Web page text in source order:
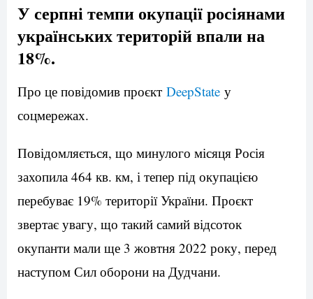
У серпні темпи окупації росіянами
українських територій впали на
18%.
Про це повідомив проєкт DeepState у
соцмережах.
Повідомляється, що минулого місяця Росія
захопила 464 кв. км, і тепер під окупацією
перебуває 19% території України. Проєкт
звертає увагу, що такий самий відсоток
окупанти мали ще 3 жовтня 2022 року, перед
наступом Сил оборони на Дудчани.